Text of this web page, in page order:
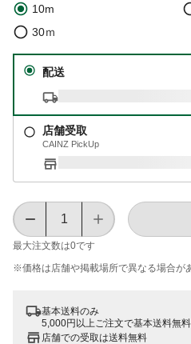
10m
30ｍ
配送
店舗受取
CAINZ PickUp
最大注文数は0です
※価格は​店舗や​掲載場所で​異なる​場合が​
基本送料のみ
5,000円以上ご注文で基本送料無料
店舗での受取は送料無料